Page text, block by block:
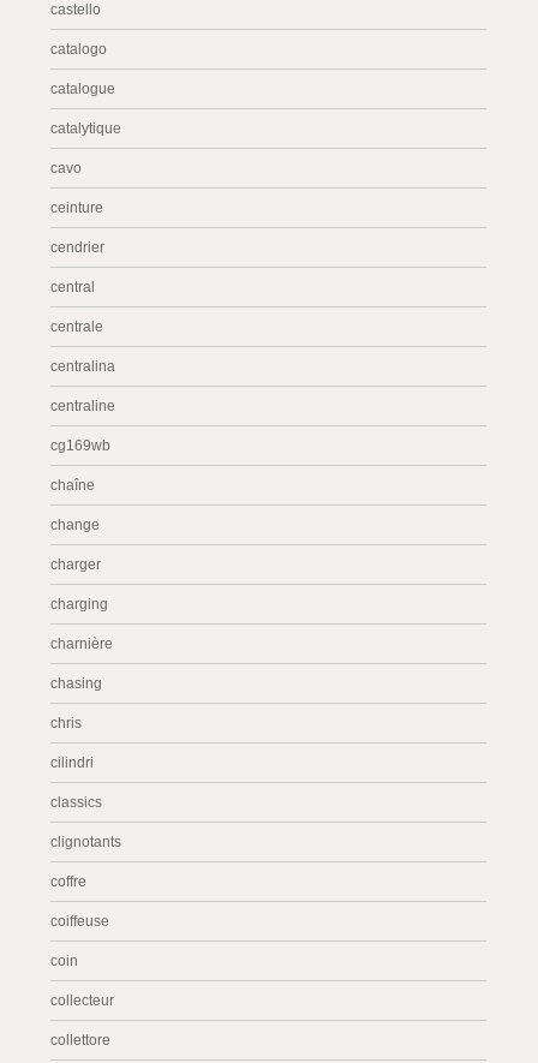
castello
catalogo
catalogue
catalytique
cavo
ceinture
cendrier
central
centrale
centralina
centraline
cg169wb
chaîne
change
charger
charging
charnière
chasing
chris
cilindri
classics
clignotants
coffre
coiffeuse
coin
collecteur
collettore